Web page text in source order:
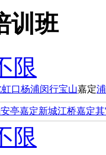
训班
限
虹口杨浦闵行宝山嘉定
安亭嘉定新城江桥嘉定
限